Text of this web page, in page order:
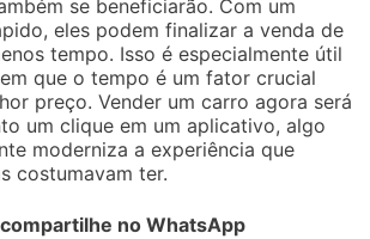
se beneficiarão. Com um
eles podem finalizar a venda de
tempo. Isso é especialmente útil
que o tempo é um fator crucial
preço. Vender um carro agora será
um clique em um aplicativo, algo
moderniza a experiência que
costumavam ter.
compartilhe no WhatsApp